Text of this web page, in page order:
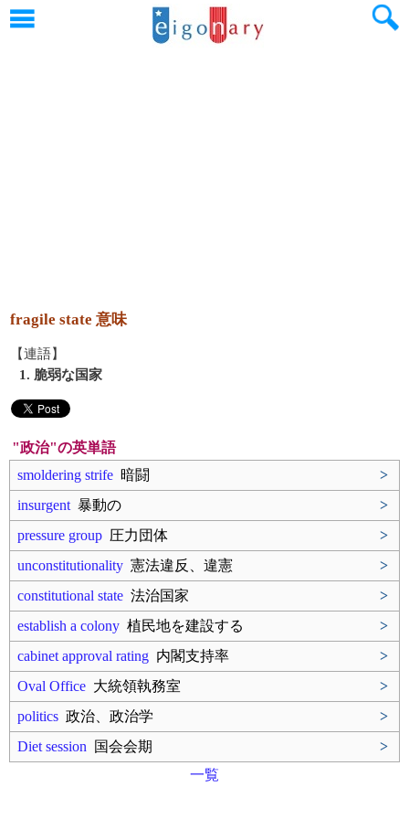
fragile state 意味
【連語】
1. 脆弱な国家
"政治"の英単語
smoldering strife 暗闘
>
insurgent 暴動の
>
pressure group 圧力団体
>
unconstitutionality 憲法違反、違憲
>
constitutional state 法治国家
>
establish a colony 植民地を建設する
>
cabinet approval rating 内閣支持率
>
Oval Office 大統領執務室
>
politics 政治、政治学
>
Diet session 国会会期
>
一覧